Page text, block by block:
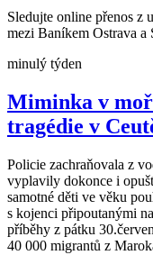
Sledujte online přenos z
mezi Baníkem Ostrava a
minulý týden
Miminka v
tragédie v
Policie zachraňovala z
vyplavily dokonce i
samotné děti ve věku
s kojenci připoutanými
příběhy z pátku
40 000 migrantů z